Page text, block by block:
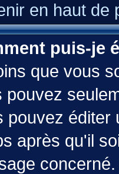
en haut de
puis-je
que vous
pouvez
pouvez éditer
après qu'il